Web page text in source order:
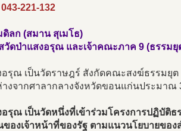
221-132
ลก (สมาน สุเมโธ)
สวัดป่าแสงอรุณ และเจ้าคณะภาค 9 (ธรรมยุ
อรุณ เป็นวัดราษฎร์ สังกัดคณะสงฆ์ธรรมยุต
างจากศาลากลางจังหวัดขอนแก่นประมา
รุณ เป็นวัดหนึ่งที่เข้าร่วมโครงการปฏิบัติธ
ของเจ้าหน้าที่ของรัฐ ตามแนวนโยบายขอ